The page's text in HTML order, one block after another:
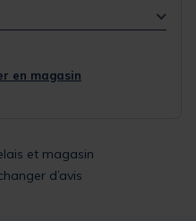
en magasin
et magasin
d’avis